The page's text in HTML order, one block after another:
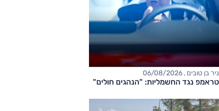
ניר בן טובים , 06/08/2026
טראמפ נגד החשמליות: "הנהגים חולים"